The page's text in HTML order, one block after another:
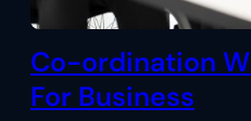
Co-ordination
For Business